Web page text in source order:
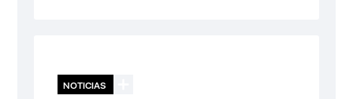
NOTICIAS